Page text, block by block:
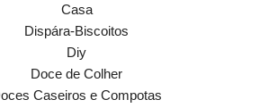
Casa
Dispára-Biscoitos
Diy
Doce de Colher
Caseiros e Compotas